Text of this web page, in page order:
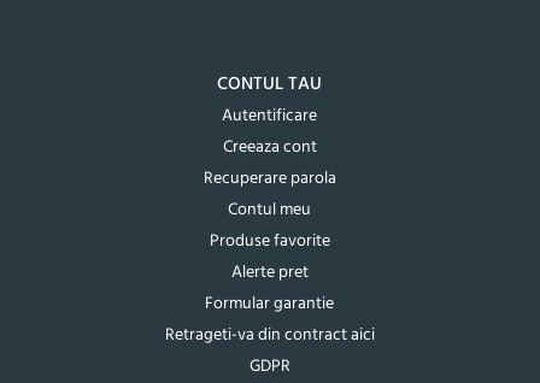
CONTUL TAU
Autentificare
Creeaza cont
Recuperare parola
Contul meu
Produse favorite
Alerte pret
Formular garantie
Retrageti-va din contract aici
GDPR